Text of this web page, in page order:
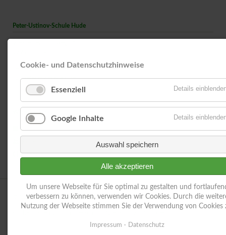
Peter-Ustinov-Schule Hude
Tel.: 04408 / 80990-0
Fax: 04408 / 80990135
Wichtige Links
Downloads
Kontakt
© Copyright 2026. Oberschule Hude. Alle Rechte vorbehalten.
Cookie- und Datenschutzhinweise
Essenziell Details
Google Inhalte Details
Auswahl speichern
Alle akzeptieren
Um unsere Webseite für Sie optimal zu gestalten und
verbessern zu können, verwenden wir Cookies. Durch die
Nutzung der Webseite stimmen Sie der Verwendung von Cookies
Impressum Datenschutz